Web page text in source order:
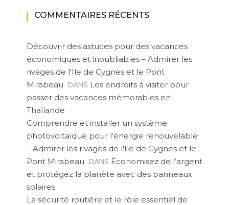
COMMENTAIRES RÉCENTS
Découvrir des astuces pour des vacances
économiques et inoubliables – Admirer les
rivages de l'Ile de Cygnes et le Pont
Mirabeau DANS Les endroits à visiter pour
passer des vacances mémorables en
Thaïlande
Comprendre et installer un système
photovoltaïque pour l’énergie renouvelable
– Admirer les rivages de l'Ile de Cygnes et le
Pont Mirabeau DANS Économisez de l’argent
et protégez la planète avec des panneaux
solaires
La sécurité routière et le rôle essentiel de